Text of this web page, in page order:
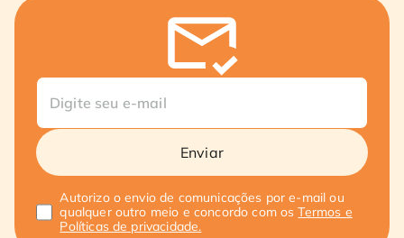
Enviar
Autorizo o envio de comunicações por e-mail ou
qualquer outro meio e concordo com osTermos e
Políticas de privacidade.